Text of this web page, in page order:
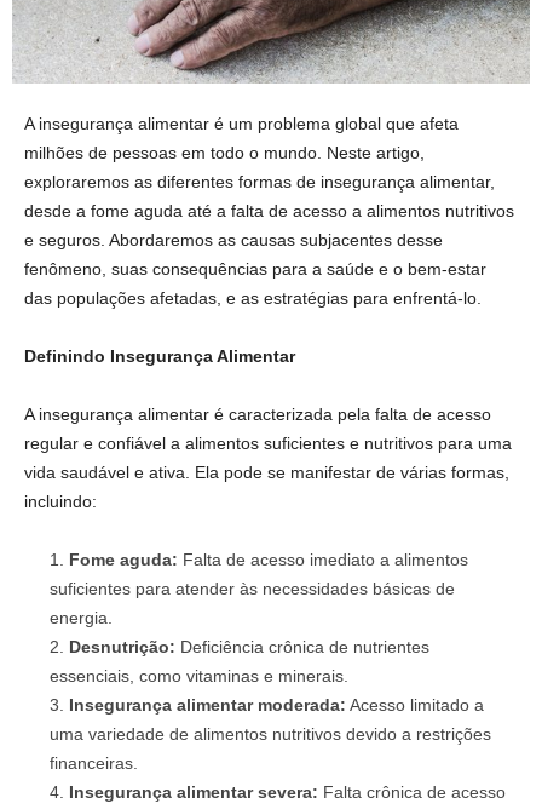
A insegurança alimentar é um problema global que afeta
milhões de pessoas em todo o mundo. Neste artigo,
exploraremos as diferentes formas de insegurança alimentar,
desde a fome aguda até a falta de acesso a alimentos nutritivos
e seguros. Abordaremos as causas subjacentes desse
fenômeno, suas consequências para a saúde e o bem-estar
das populações afetadas, e as estratégias para enfrentá-lo.
Definindo Insegurança Alimentar
A insegurança alimentar é caracterizada pela falta de acesso
regular e confiável a alimentos suficientes e nutritivos para uma
vida saudável e ativa. Ela pode se manifestar de várias formas,
incluindo:
Fome aguda: Falta de acesso imediato a alimentos
suficientes para atender às necessidades básicas de
energia.
Desnutrição: Deficiência crônica de nutrientes
essenciais, como vitaminas e minerais.
Insegurança alimentar moderada: Acesso limitado a
uma variedade de alimentos nutritivos devido a restrições
financeiras.
Insegurança alimentar severa: Falta crônica de acesso